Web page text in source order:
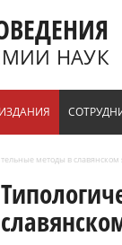
НАУК
ИЗДАНИЯ
методы в